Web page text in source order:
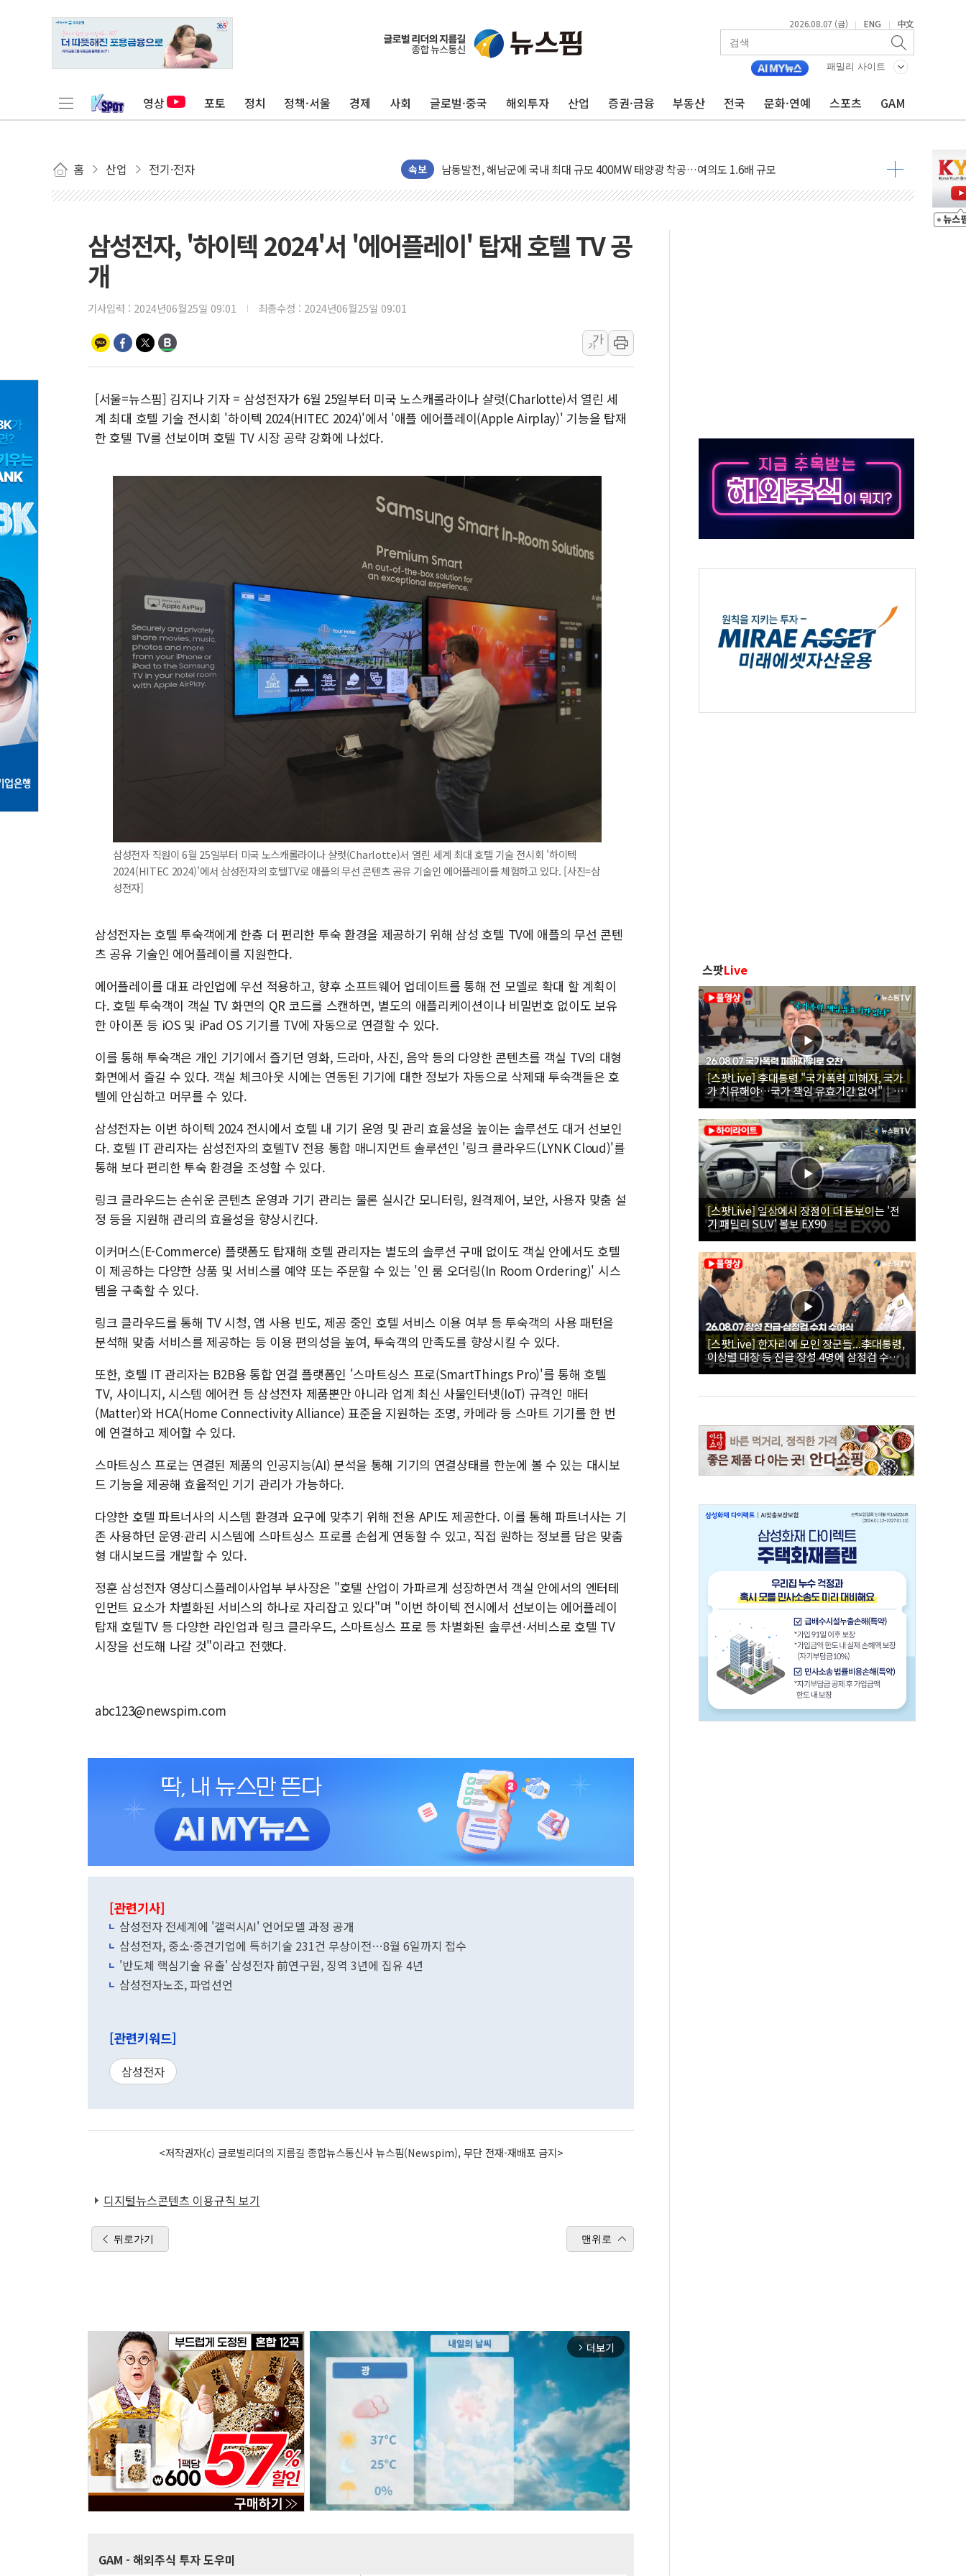
2026.08.07 (금) | ENG | 中文
패밀리 사이트
영상 포토 정치 정책·서울 경제 사회 글로벌·중국 해외투자 산업 증권·금융 부동산 전국 문화·연예 스포츠 GAM
홈 산업 전기·전자 속보
[사진] 빈살만과 에르도안의 만남
이란와이어 "이란 최고지도자 위독…곧 사망해도 놀랍지 않아"
[인도증시] 중동 불안 속 유가 상승에 소폭 하락...금융주 낙폭 커
황희 '폐버스 청년주택' SNS 글 역풍에 "정부정책 아냐" 해명
사우디·튀르키예·파키스탄, '공동방위협정' 체결… 수니파 국가들의 새 안보 협력 구도
신길동 신축도 3.3㎡당 7250만원…써밋 클라비온 59㎡ 18억원대
[베트남 증시] 유동성 부진 지속, 강보합 마감...석유·가스주 올랐지만 빈그룹이 상쇄
'찜통더위'에 전력수요 역대 최고치 경신…한낮 총수요 104.3GW 기록
42.5도 역대급 폭염…동물들도 특별식으로 여름나기 [뉴스핌 줌인]
경찰, 9월부터 '가족 사건' 못 맡는다…상피제 실시
40.2도 찍은 서울 등 폭염중대경보 해제…누적 온열질환자 2872명
"文정부 악몽 재현 안돼"...李 부동산 세제안에 與 내부서 '총선·대선 직격탄' 우려
삼성전자, '하이텍 2024'서 '에어플레이' 탑재 호텔 TV 공
개
기사입력 : 2024년06월25일 09:01 최종수정 : 2024년06월25일 09:01
가
가
[서울=뉴스핌] 김지나 기자 = 삼성전자가 6월 25일부터 미국 노스캐롤라이나 샬럿(Charlotte)서 열린 세
계 최대 호텔 기술 전시회 '하이텍 2024(HITEC 2024)'에서 '애플 에어플레이(Apple Airplay)' 기능을 탑재
한 호텔 TV를 선보이며 호텔 TV 시장 공략 강화에 나섰다.
삼성전자 직원이 6월 25일부터 미국 노스캐롤라이나 샬럿(Charlotte)서 열린 세계 최대 호텔 기술 전시회 '하이텍
2024(HITEC 2024)'에서 삼성전자의 호텔TV로 애플의 무선 콘텐츠 공유 기술인 에어플레이를 체험하고 있다. [사진=삼
성전자]
삼성전자는 호텔 투숙객에게 한층 더 편리한 투숙 환경을 제공하기 위해 삼성 호텔 TV에 애플의 무선 콘텐
츠 공유 기술인 에어플레이를 지원한다.
에어플레이를 대표 라인업에 우선 적용하고, 향후 소프트웨어 업데이트를 통해 전 모델로 확대 할 계획이
다. 호텔 투숙객이 객실 TV 화면의 QR 코드를 스캔하면, 별도의 애플리케이션이나 비밀번호 없이도 보유
한 아이폰 등 iOS 및 iPad OS 기기를 TV에 자동으로 연결할 수 있다.
이를 통해 투숙객은 개인 기기에서 즐기던 영화, 드라마, 사진, 음악 등의 다양한 콘텐츠를 객실 TV의 대형
화면에서 즐길 수 있다. 객실 체크아웃 시에는 연동된 기기에 대한 정보가 자동으로 삭제돼 투숙객들은 호
텔에 안심하고 머무를 수 있다.
삼성전자는 이번 하이텍 2024 전시에서 호텔 내 기기 운영 및 관리 효율성을 높이는 솔루션도 대거 선보인
다. 호텔 IT 관리자는 삼성전자의 호텔TV 전용 통합 매니지먼트 솔루션인 '링크 클라우드(LYNK Cloud)'를
통해 보다 편리한 투숙 환경을 조성할 수 있다.
링크 클라우드는 손쉬운 콘텐츠 운영과 기기 관리는 물론 실시간 모니터링, 원격제어, 보안, 사용자 맞춤 설
정 등을 지원해 관리의 효율성을 향상시킨다.
이커머스(E-Commerce) 플랫폼도 탑재해 호텔 관리자는 별도의 솔루션 구매 없이도 객실 안에서도 호텔
이 제공하는 다양한 상품 및 서비스를 예약 또는 주문할 수 있는 '인 룸 오더링(In Room Ordering)' 시스
템을 구축할 수 있다.
링크 클라우드를 통해 TV 시청, 앱 사용 빈도, 제공 중인 호텔 서비스 이용 여부 등 투숙객의 사용 패턴을
분석해 맞춤 서비스를 제공하는 등 이용 편의성을 높여, 투숙객의 만족도를 향상시킬 수 있다.
또한, 호텔 IT 관리자는 B2B용 통합 연결 플랫폼인 '스마트싱스 프로(SmartThings Pro)'를 통해 호텔
TV, 사이니지, 시스템 에어컨 등 삼성전자 제품뿐만 아니라 업계 최신 사물인터넷(IoT) 규격인 매터
(Matter)와 HCA(Home Connectivity Alliance) 표준을 지원하는 조명, 카메라 등 스마트 기기를 한 번
에 연결하고 제어할 수 있다.
스마트싱스 프로는 연결된 제품의 인공지능(AI) 분석을 통해 기기의 연결상태를 한눈에 볼 수 있는 대시보
드 기능을 제공해 효율적인 기기 관리가 가능하다.
다양한 호텔 파트너사의 시스템 환경과 요구에 맞추기 위해 전용 API도 제공한다. 이를 통해 파트너사는 기
존 사용하던 운영∙관리 시스템에 스마트싱스 프로를 손쉽게 연동할 수 있고, 직접 원하는 정보를 담은 맞춤
형 대시보드를 개발할 수 있다.
정훈 삼성전자 영상디스플레이사업부 부사장은 "호텔 산업이 가파르게 성장하면서 객실 안에서의 엔터테
인먼트 요소가 차별화된 서비스의 하나로 자리잡고 있다"며 "이번 하이텍 전시에서 선보이는 에어플레이
탑재 호텔TV 등 다양한 라인업과 링크 클라우드, 스마트싱스 프로 등 차별화된 솔루션∙서비스로 호텔 TV
시장을 선도해 나갈 것"이라고 전했다.
abc123@newspim.com
[관련기사]
삼성전자 전세계에 '갤럭시AI' 언어모델 과정 공개
삼성전자, 중소·중견기업에 특허기술 231건 무상이전…8월 6일까지 접수
'반도체 핵심기술 유출' 삼성전자 前연구원, 징역 3년에 집유 4년
삼성전자노조, 파업선언
[관련키워드]
삼성전자
<저작권자(c) 글로벌리더의 지름길 종합뉴스통신사 뉴스핌(Newspim), 무단 전재-재배포 금지>
디지털뉴스콘텐츠 이용규칙 보기
뒤로가기 맨위로
arrow_forward_ios 더보기
GAM - 해외주식 투자 도우미
스팟Live
[스팟Live] 李대통령 "국가폭력 피해자, 국가
가 치유해야…국가 책임 유효기간 없어"｜
26.08.07 국가폭력 피해자 위로 오찬
[스팟Live] 일상에서 장점이 더 돋보이는 '전
기 패밀리 SUV' 볼보 EX90
[스팟Live] 한자리에 모인 장군들...李대통령,
이상렬 대장 등 진급 장성 4명에 삼정검 수치
직접 수여｜26.08.07 장성 진급·삼정검 수치